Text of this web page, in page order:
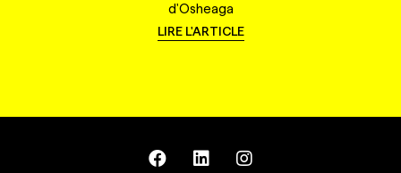
d'Osheaga
LIRE L'ARTICLE